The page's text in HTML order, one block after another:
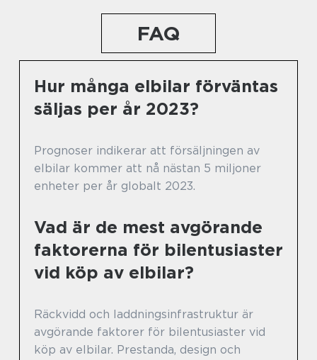
FAQ
Hur många elbilar förväntas
säljas per år 2023?
Prognoser indikerar att försäljningen av
elbilar kommer att nå nästan 5 miljoner
enheter per år globalt 2023.
Vad är de mest avgörande
faktorerna för bilentusiaster
vid köp av elbilar?
Räckvidd och laddningsinfrastruktur är
avgörande faktorer för bilentusiaster vid
köp av elbilar. Prestanda, design och